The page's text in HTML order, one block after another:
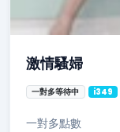
激情騷婦
一對多等待中 i349
一對多點數